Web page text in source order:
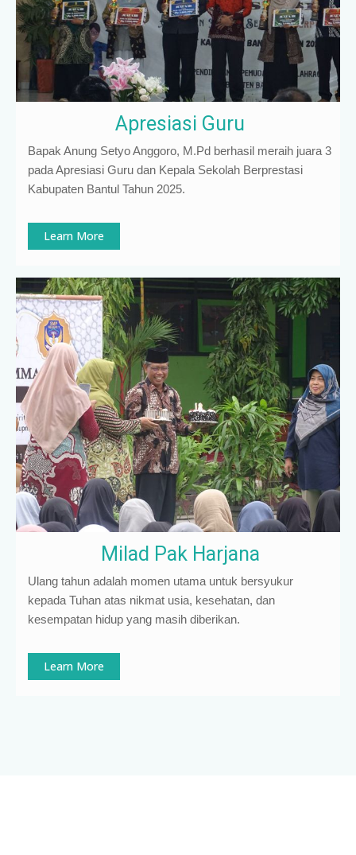
Apresiasi Guru
Bapak Anung Setyo Anggoro, M.Pd berhasil meraih juara 3
pada Apresiasi Guru dan Kepala Sekolah Berprestasi
Kabupaten Bantul Tahun 2025.
Learn More
Milad Pak Harjana
Ulang tahun adalah momen utama untuk bersyukur
kepada Tuhan atas nikmat usia, kesehatan, dan
kesempatan hidup yang masih diberikan.
Learn More